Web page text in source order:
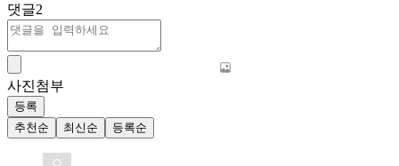
댓글2
사진첨부
등록
추천순
최신순 등록순